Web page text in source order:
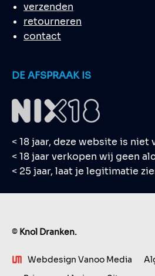
verzenden
retourneren
contact
DE AFSPRAAK IS
< 18 jaar, deze website is
< 18 jaar verkopen wij geen
< 25 jaar, laat je legitimatie
© Knol Dranken.
Webdesign Vanoo Media